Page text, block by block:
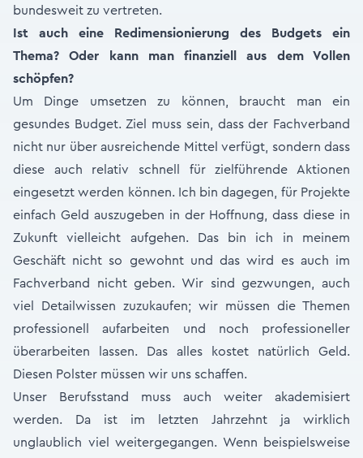
bundesweit zu vertreten.
Ist auch eine Redimensionierung des Budgets ein
Thema? Oder kann man finanziell aus dem Vollen
schöpfen?
Um Dinge umsetzen zu können, braucht man ein
gesundes Budget. Ziel muss sein, dass der Fachverband
nicht nur über ausreichende Mittel verfügt, sondern dass
diese auch relativ schnell für zielführende Aktionen
eingesetzt werden können. Ich bin dagegen, für Projekte
einfach Geld auszugeben in der Hoffnung, dass diese in
Zukunft vielleicht aufgehen. Das bin ich in meinem
Geschäft nicht so gewohnt und das wird es auch im
Fachverband nicht geben. Wir sind gezwungen, auch
viel Detailwissen zuzukaufen; wir müssen die Themen
professionell aufarbeiten und noch professioneller
überarbeiten lassen. Das alles kostet natürlich Geld.
Diesen Polster müssen wir uns schaffen.
Unser Berufsstand muss auch weiter akademisiert
werden. Da ist im letzten Jahrzehnt ja wirklich
unglaublich viel weitergegangen. Wenn beispielsweise